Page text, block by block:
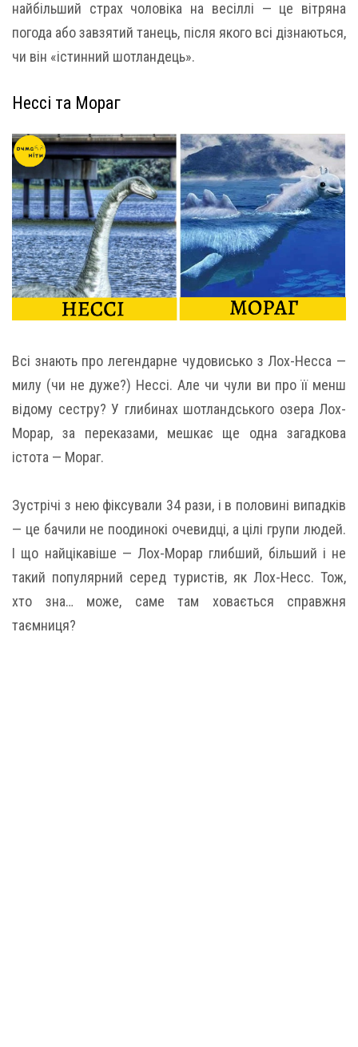
найбільший страх чоловіка на весіллі — це вітряна
погода або завзятий танець, після якого всі дізнаються,
чи він «істинний шотландець».
Нессі та Мораг
Всі знають про легендарне чудовисько з Лох-Несса —
милу (чи не дуже?) Нессі. Але чи чули ви про її менш
відому сестру? У глибинах шотландського озера Лох-
Морар, за переказами, мешкає ще одна загадкова
істота — Мораг.
Зустрічі з нею фіксували 34 рази, і в половині випадків
— це бачили не поодинокі очевидці, а цілі групи людей.
І що найцікавіше — Лох-Морар глибший, більший і не
такий популярний серед туристів, як Лох-Несс. Тож,
хто зна… може, саме там ховається справжня
таємниця?